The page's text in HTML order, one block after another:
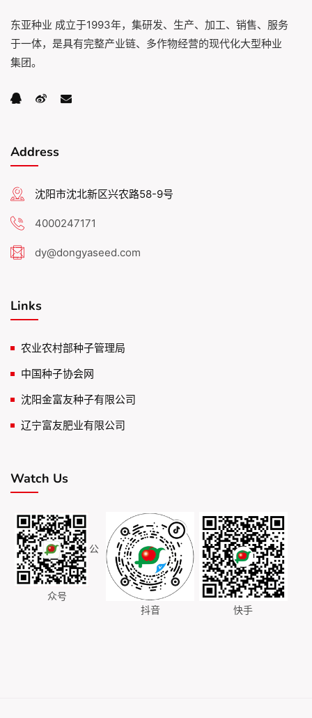
东亚种业 成立于1993年，集研发、生产、加工、销售、服务
于一体，是具有完整产业链、多作物经营的现代化大型种业
集团。
Address
沈阳市沈北新区兴农路58-9号
4000247171
dy@dongyaseed.com
Links
农业农村部种子管理局
中国种子协会网
沈阳金富友种子有限公司
辽宁富友肥业有限公司
Watch Us
公
众号
抖音
快手